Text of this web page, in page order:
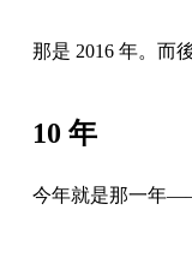
那是 2016 年。而
10 年
今年就是那一年